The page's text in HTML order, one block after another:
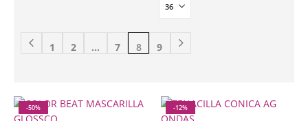
1 2 … 7 8 9
-50% -12%